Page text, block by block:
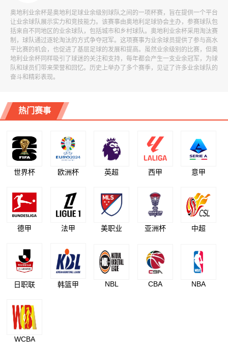
奥地利业余杯是奥地利足球业余级别球队之间的一项杯赛，旨在提供一个平台
让业余球队展示实力和竞技能力。该赛事由奥地利足球协会主办，参赛球队包
括来自不同地区的业余球队，包括城市和乡村球队。奥地利业余杯采用淘汰赛
制，球队通过逐轮淘汰的方式争夺冠军。这项赛事为业余球员提供了参与高水
平比赛的机会，也促进了基层足球的发展和提高。虽然业余级别的比赛，但奥
地利业余杯同样吸引了球迷的关注和支持，每年都会产生一支业余冠军，为球
队和球员们带来荣誉和回忆。历史上举办了多个赛季，见证了许多业余球队的
奋斗和精彩表现。
热门赛事
世界杯 欧洲杯 英超 西甲 意甲
德甲 法甲 美职业 亚洲杯 中超
日职联 韩篮甲 NBL CBA NBA
WCBA